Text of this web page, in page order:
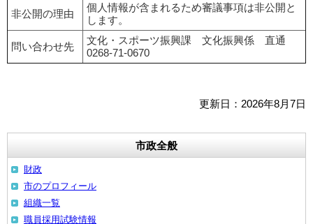
非公開の理由
個人情報が含まれるため審議事項は非公開と
します。
問い合わせ先
文化・スポーツ振興課 文化振興係 直通
0268-71-0670
更新日：2026年8月7日
市政全般
財政
市のプロフィール
組織一覧
職員採用試験情報